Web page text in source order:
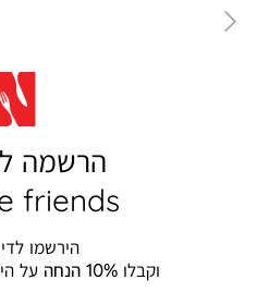
הרשמה
friends
הירשמו
וקבלו10% הנחה על